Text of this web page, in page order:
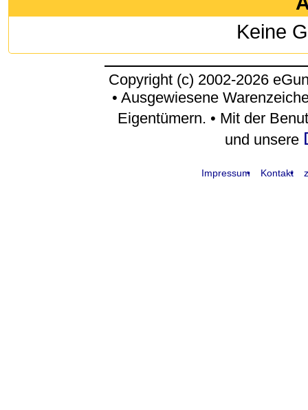
Keine
Copyright (c) 2002-2026
• Ausgewiesene
Eigentümern. • Mit der
und unsere
Impressum Kontakt